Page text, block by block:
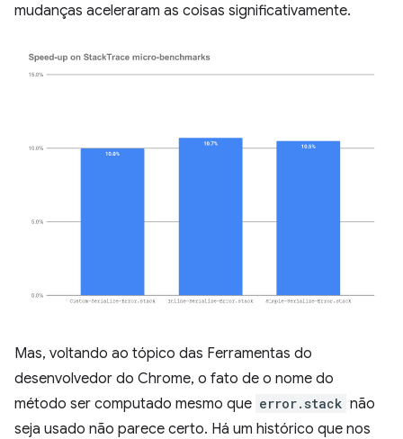
mudanças aceleraram as coisas significativamente.
Mas, voltando ao tópico das Ferramentas do
desenvolvedor do Chrome, o fato de o nome do
método ser computado mesmo que error.stack não
seja usado não parece certo. Há um histórico que nos